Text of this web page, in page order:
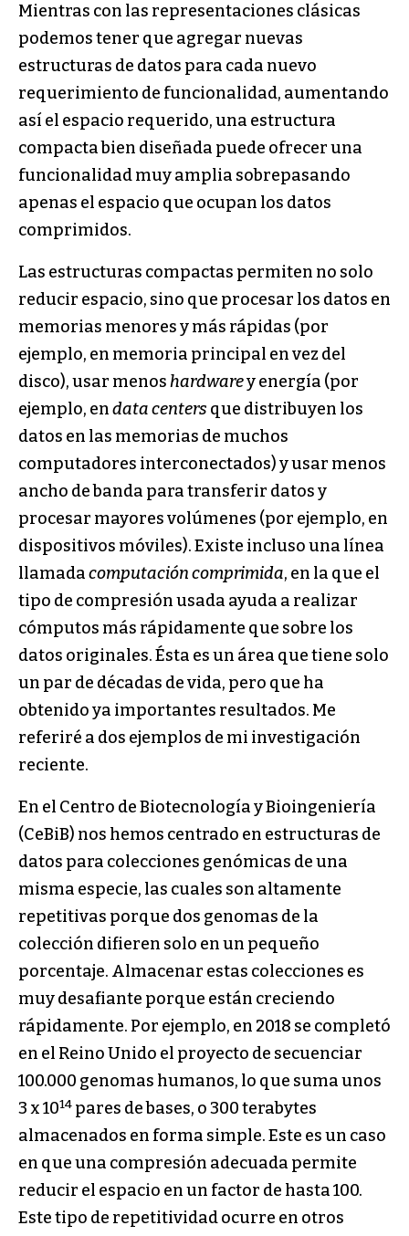
Mientras con las representaciones clásicas
podemos tener que agregar nuevas
estructuras de datos para cada nuevo
requerimiento de funcionalidad, aumentando
así el espacio requerido, una estructura
compacta bien diseñada puede ofrecer una
funcionalidad muy amplia sobrepasando
apenas el espacio que ocupan los datos
comprimidos.
Las estructuras compactas permiten no solo
reducir espacio, sino que procesar los datos en
memorias menores y más rápidas (por
ejemplo, en memoria principal en vez del
disco), usar menoshardwarey energía (por
ejemplo, endata centers que distribuyen los
datos en las memorias de muchos
computadores interconectados) y usar menos
ancho de banda para transferir datos y
procesar mayores volúmenes (por ejemplo, en
dispositivos móviles). Existe incluso una línea
llamadacomputación comprimida, en la que el
tipo de compresión usada ayuda a realizar
cómputos más rápidamente que sobre los
datos originales. Ésta es un área que tiene solo
un par de décadas de vida, pero que ha
obtenido ya importantes resultados. Me
referiré a dos ejemplos de mi investigación
reciente.
En el Centro de Biotecnología y Bioingeniería
(CeBiB) nos hemos centrado en estructuras de
datos para colecciones genómicas de una
misma especie, las cuales son altamente
repetitivas porque dos genomas de la
colección difieren solo en un pequeño
porcentaje. Almacenar estas colecciones es
muy desafiante porque están creciendo
rápidamente. Por ejemplo, en 2018 se completó
en el Reino Unido el proyecto de secuenciar
100.000 genomas humanos, lo que suma unos
3 x 1014 pares de bases, o 300 terabytes
almacenados en forma simple. Este es un caso
en que una compresión adecuada permite
reducir el espacio en un factor de hasta 100.
Este tipo de repetitividad ocurre en otros